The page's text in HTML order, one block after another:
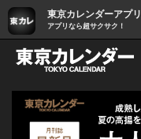
東京カレンダーアプリ
アプリなら超サクサク！